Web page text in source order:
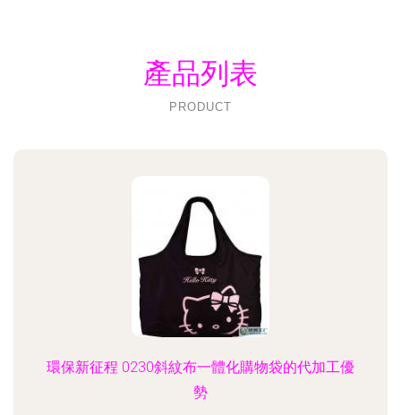
產品列表
PRODUCT
環保新征程 0230斜紋布一體化購物袋的代加工優
勢